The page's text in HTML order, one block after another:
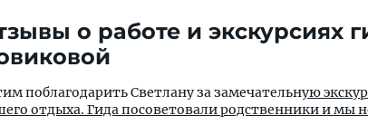
о работе и экскурсиях
поблагодарить Светлану за замечательную
отдыха. Гида посоветовали родственники и мы